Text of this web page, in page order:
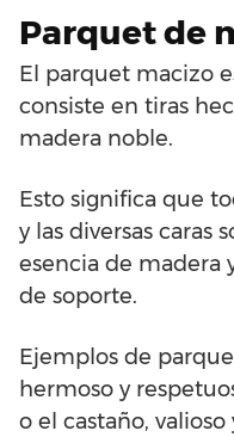
Parquet de
El parquet macizo
consiste en tiras
madera noble.
Esto significa que
y las diversas caras
esencia de
de soporte.
Ejemplos de
hermoso y
o el castaño,